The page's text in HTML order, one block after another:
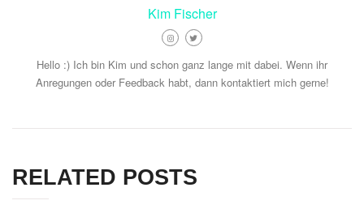
Kim Fischer
Hello :) Ich bin Kim und schon ganz lange mit dabei. Wenn ihr
Anregungen oder Feedback habt, dann kontaktiert mich gerne!
RELATED POSTS